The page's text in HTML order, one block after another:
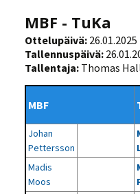
MBF - TuKa
Ottelupäivä: 26.01.2025
Tallennuspäivä:
Tallentaja: Thomas
MBF
Johan
Pettersson
Madis
Moos